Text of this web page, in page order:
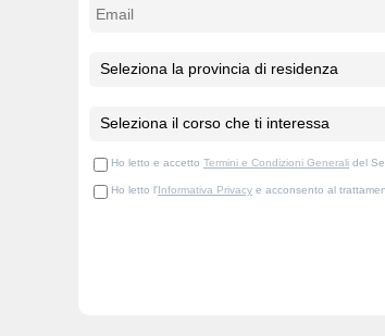
Ho letto e accetto Termini e Condizioni Generali del
Ho letto l'Informativa Privacy e acconsento al